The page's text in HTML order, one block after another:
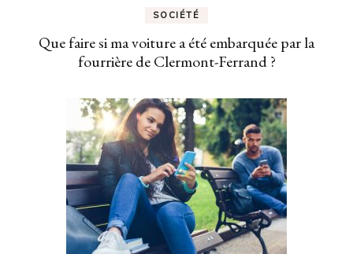
SOCIÉTÉ
Que faire si ma voiture a été embarquée par la
fourrière de Clermont-Ferrand ?